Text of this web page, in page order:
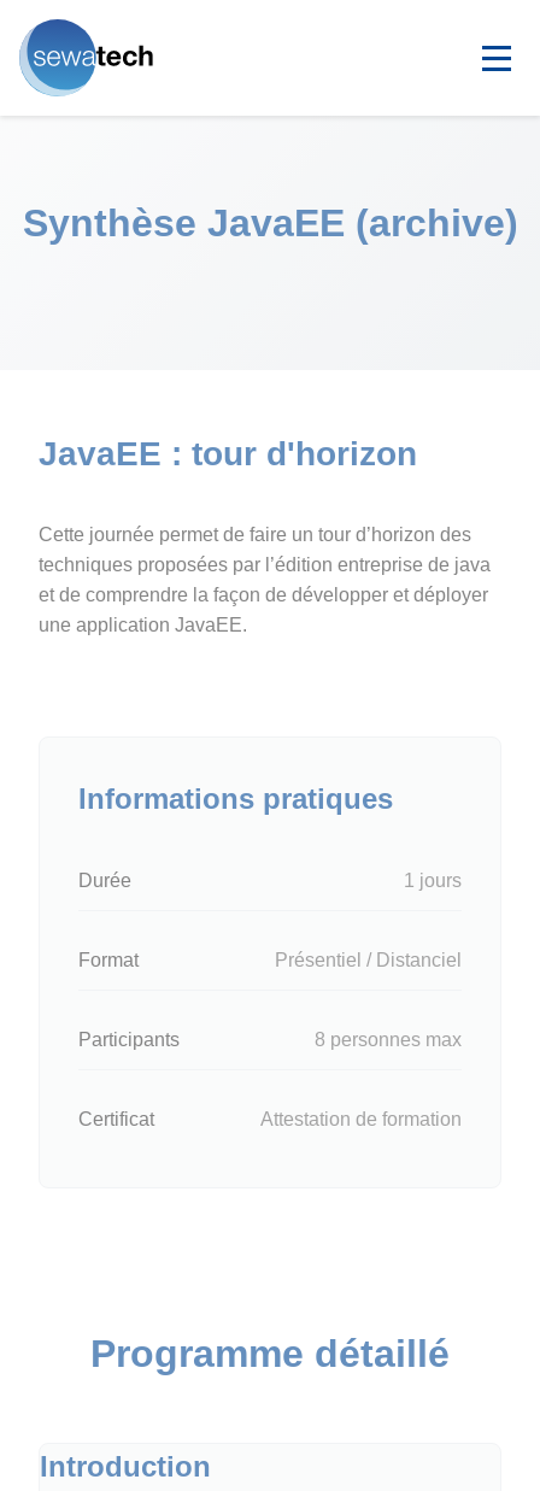
Synthèse JavaEE
JavaEE : tour d'horizon
Cette journée permet de faire un tour d’horizon des
techniques proposées par l’édition entreprise de java
et de comprendre la façon de développer et déployer
une application JavaEE.
Informations pratiques
Durée 1 jours
Format Présentiel / Distanciel
Participants 8 personnes max
Certificat Attestation de formation
Programme détaillé
Introduction